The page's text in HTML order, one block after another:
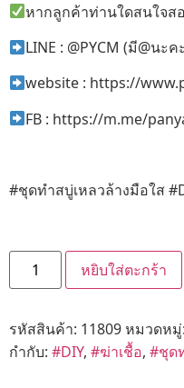
หากลูกค้าท่านใดสนใจส
LINE : @PYCM (มี@นะค
website : https://
FB : https://m.me/
#ชุดทำสบู่เหลวล้างมือใส
หยิบใส่ตะกร้า
รหัสสินค้า: 11809หมวดหมู่:
กำกับ: #DIY, #ฆ่าเชื้อ, #ชุด